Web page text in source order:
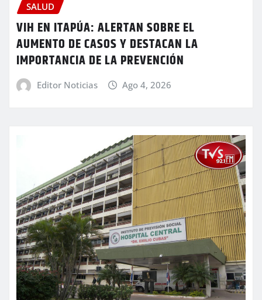
SALUD
VIH EN ITAPÚA: ALERTAN SOBRE EL
AUMENTO DE CASOS Y DESTACAN LA
IMPORTANCIA DE LA PREVENCIÓN
Editor Noticias Ago 4, 2026